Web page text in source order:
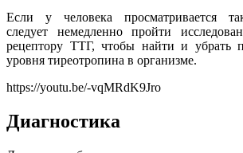
Если у человека просматривается
следует немедленно пройти
рецептору ТТГ, чтобы найти и убрать
уровня тиреотропина в организме.
https://youtu.be/-vqMRdK9Jro
Диагностика